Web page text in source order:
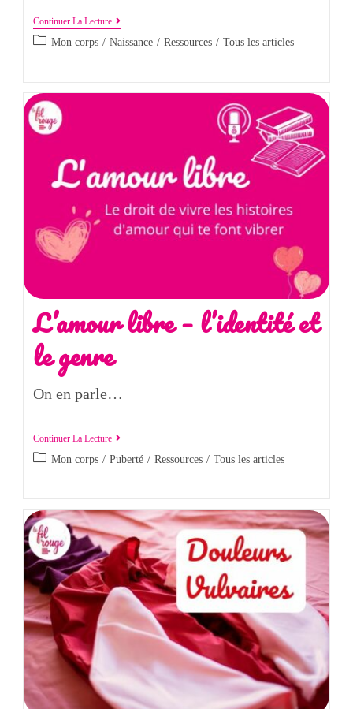
Continuer La Lecture
Mon corps / Naissance / Ressources / Tous les articles
L’amour libre – l’identité et
le genre
On en parle…
Continuer La Lecture
Mon corps / Puberté / Ressources / Tous les articles